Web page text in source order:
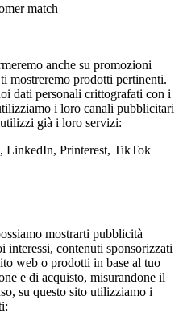
match
anche su promozioni
mostreremo prodotti pertinenti.
dati personali crittografati con i
i loro canali pubblicitari
già i loro servizi:
LinkedIn, Printerest, TikTok
mostrarti pubblicità
interessi, contenuti sponsorizzati
web o prodotti in base al tuo
e di acquisto, misurandone il
su questo sito utilizziamo i